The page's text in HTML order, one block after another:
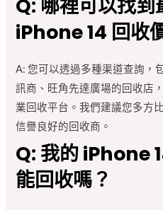
Q: 哪裡可以找到
iPhone 14 回收
A: 您可以透過多種渠道查詢，
訊商、旺角先達廣場的回收店
業回收平台。我們建議您多方
信譽良好的回收商。
Q: 我的 iPhone
能回收嗎？